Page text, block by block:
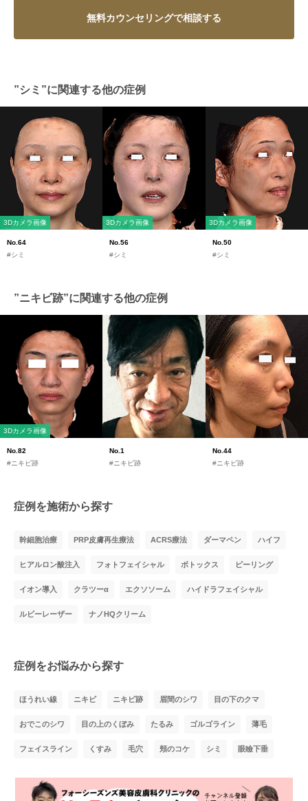
無料カウンセリングで相談する
”シミ”に関連する他の症例
3Dカメラ画像
No.64
#シミ
3Dカメラ画像
No.56
#シミ
3Dカメラ画像
No.50
#シミ
”ニキビ跡”に関連する他の症例
3Dカメラ画像
No.82
#ニキビ跡
No.1
#ニキビ跡
No.44
#ニキビ跡
症例を施術から探す
幹細胞治療 PRP皮膚再生療法 ACRS療法 ダーマペン ハイフ
ヒアルロン酸注入 フォトフェイシャル ボトックス ピーリング
イオン導入 クラツーα エクソソーム ハイドラフェイシャル
ルビーレーザー ナノHQクリーム
症例をお悩みから探す
ほうれい線 ニキビ ニキビ跡 眉間のシワ 目の下のクマ
おでこのシワ 目の上のくぼみ たるみ ゴルゴライン 薄毛
フェイスライン くすみ 毛穴 頬のコケ シミ 眼瞼下垂